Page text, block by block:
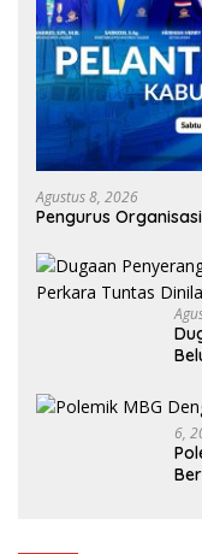
Agustus 8, 2026
Pengurus
6,